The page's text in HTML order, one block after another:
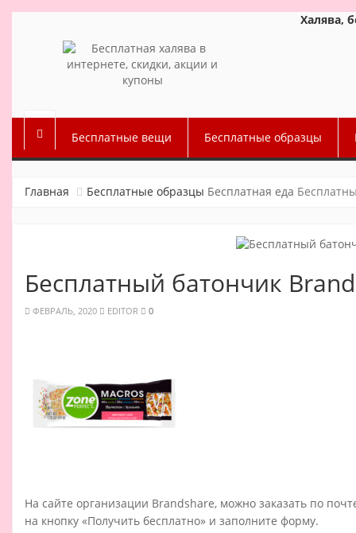
Халява,
Бесплатные вещи Бесплатные образцы
Главная Бесплатные образцы Бесплатная еда
Бесплатный батончик
ФЕВРАЛЬ, 2020 EDITOR 0
На сайте организации Brandshare, можно заказать по
на кнопку «Получить бесплатно» и заполните форму.